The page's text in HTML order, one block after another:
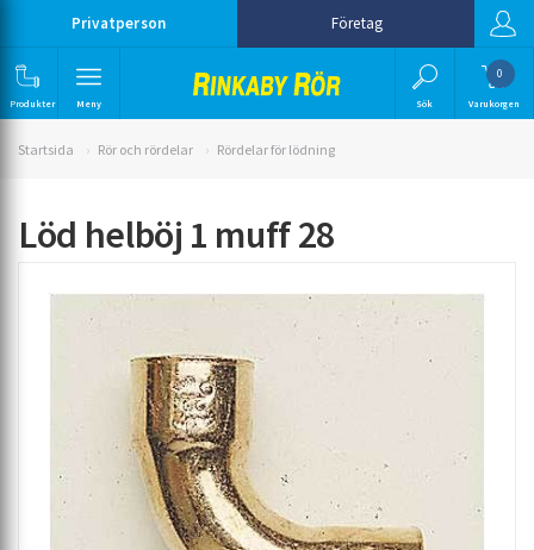
Privatperson Företag
Produkter Meny Sök
0
Varukorgen
Startsida Rör och rördelar Rördelar för lödning
Löd helböj 1 muff 28